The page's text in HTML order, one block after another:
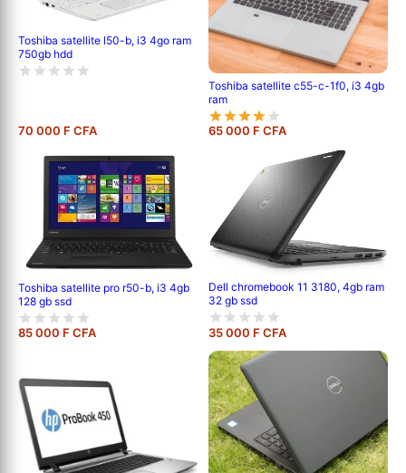
Toshiba satellite l50-b, i3 4go ram
750gb hdd
70 000 F CFA
Toshiba satellite c55-c-1f0, i3 4gb
ram
65 000 F CFA
Toshiba satellite pro r50-b, i3 4gb
128 gb ssd
85 000 F CFA
Dell chromebook 11 3180, 4gb ram
32 gb ssd
35 000 F CFA